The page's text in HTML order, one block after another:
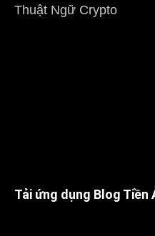
Thuật Ngữ Crypto
Tải ứng dụng Blog Tiền